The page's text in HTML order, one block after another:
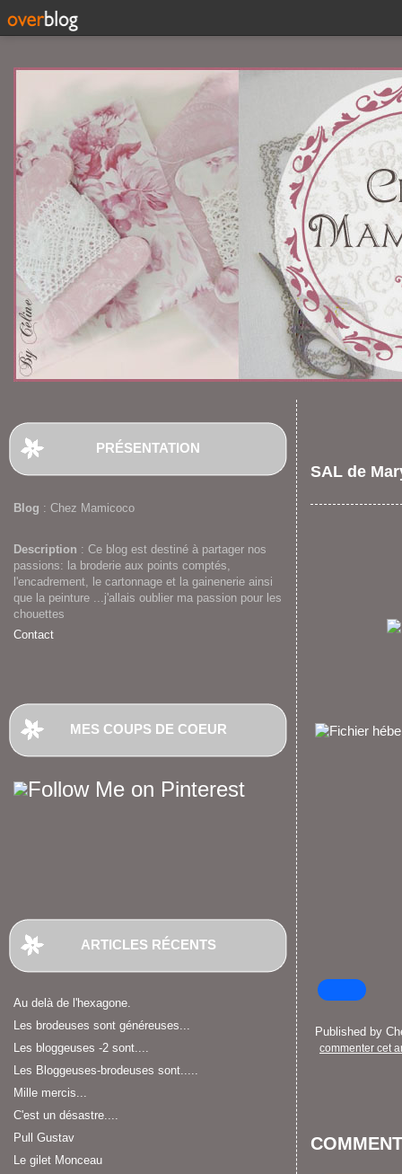
PRÉSENTATION
Blog : Chez Mamicoco
Description : Ce blog est destiné à partager nos
passions: la broderie aux points comptés,
l'encadrement, le cartonnage et la gainenerie ainsi
que la peinture ...j'allais oublier ma passion pour les
chouettes
Contact
MES COUPS DE COEUR
ARTICLES RÉCENTS
Au delà de l'hexagone.
Les brodeuses sont généreuses...
Les bloggeuses -2 sont....
Les Bloggeuses-brodeuses sont.....
Mille mercis...
C'est un désastre....
Pull Gustav
Le gilet Monceau
SAL de
Published by
commenter cet